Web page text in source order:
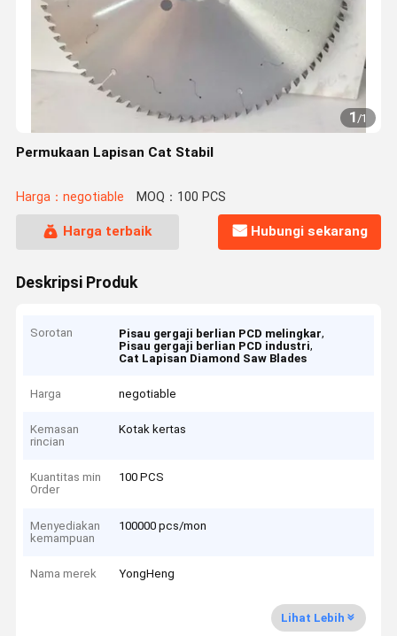
1/1
Permukaan Lapisan Cat Stabil
Harga：negotiable MOQ：100 PCS
Harga terbaik Hubungi sekarang
Deskripsi Produk
Sorotan Pisau gergaji berlian PCD melingkar,
Pisau gergaji berlian PCD industri,
Cat Lapisan Diamond Saw Blades
Harga negotiable
Kemasan
rincian
Kotak kertas
Kuantitas min
Order
100 PCS
Menyediakan
kemampuan
100000 pcs/mon
Nama merek YongHeng
Lihat Lebih